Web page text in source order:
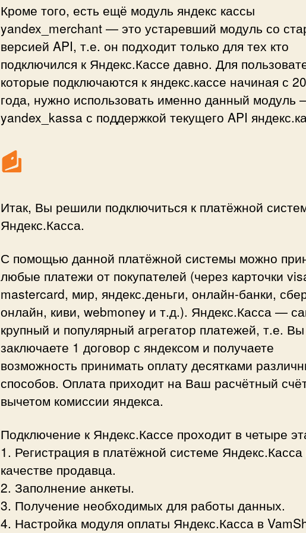
Кроме того, есть ещё модуль яндекс кассы
yandex_merchant — это устаревший модуль со
версией API, т.е. он подходит только для тех кто
подключился к Яндекс.Кассе давно. Для
которые подключаются к яндекс.кассе начиная с
года, нужно использовать именно данный модуль
yandex_kassa с поддержкой текущего API
Итак, Вы решили подключиться к платёжной
Яндекс.Касса.
С помощью данной платёжной системы можно
любые платежи от покупателей (через карточки
mastercard, мир, яндекс.деньги, онлайн-банки,
онлайн, киви, webmoney и т.д.). Яндекс.Касса —
крупный и популярный агрегатор платежей, т.е. Вы
заключаете 1 договор с яндексом и получаете
возможность принимать оплату десятками
способов. Оплата приходит на Ваш расчётный
вычетом комиссии яндекса.
Подключение к Яндекс.Кассе проходит в четыре
1. Регистрация в платёжной системе Яндекс.Касса
качестве продавца.
2. Заполнение анкеты.
3. Получение необходимых для работы данных.
4. Настройка модуля оплаты Яндекс.Касса в